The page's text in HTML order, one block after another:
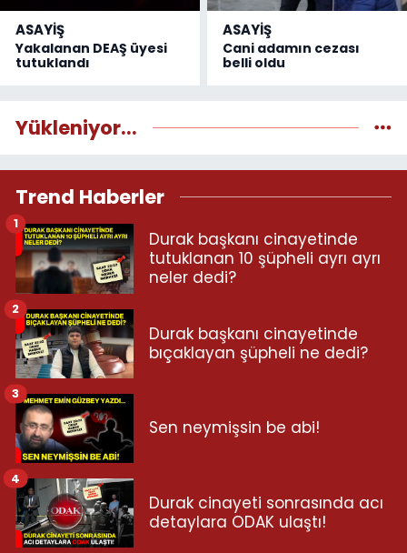
ASAYİŞ
Yakalanan DEAŞ üyesi
tutuklandı
ASAYİŞ
Cani adamın cezası
belli oldu
Yükleniyor...
Trend Haberler
Durak başkanı cinayetinde
tutuklanan 10 şüpheli ayrı ayrı
neler dedi?
1
Durak başkanı cinayetinde
bıçaklayan şüpheli ne dedi?
2
Sen neymişsin be abi!
3
Durak cinayeti sonrasında acı
detaylara ODAK ulaştı!
4